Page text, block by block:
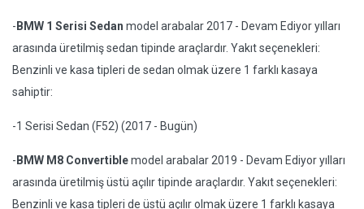
- BMW 1 Serisi Sedan model arabalar 2017 - Devam Ediyor yılları
arasında üretilmiş sedan tipinde araçlardır. Yakıt seçenekleri:
Benzinli ve kasa tipleri de sedan olmak üzere 1 farklı kasaya
sahiptir:
-1 Serisi Sedan (F52) (2017 - Bugün)
- BMW M8 Convertiblemodel arabalar 2019 - Devam Ediyor yılları
arasında üretilmiş üstü açılır tipinde araçlardır. Yakıt seçenekleri:
Benzinli ve kasa tipleri de üstü açılır olmak üzere 1 farklı kasaya